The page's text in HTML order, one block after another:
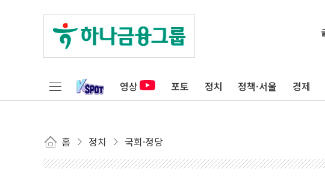
영상 포토 정치 정책·서울 경제
홈 정치 국회·정당